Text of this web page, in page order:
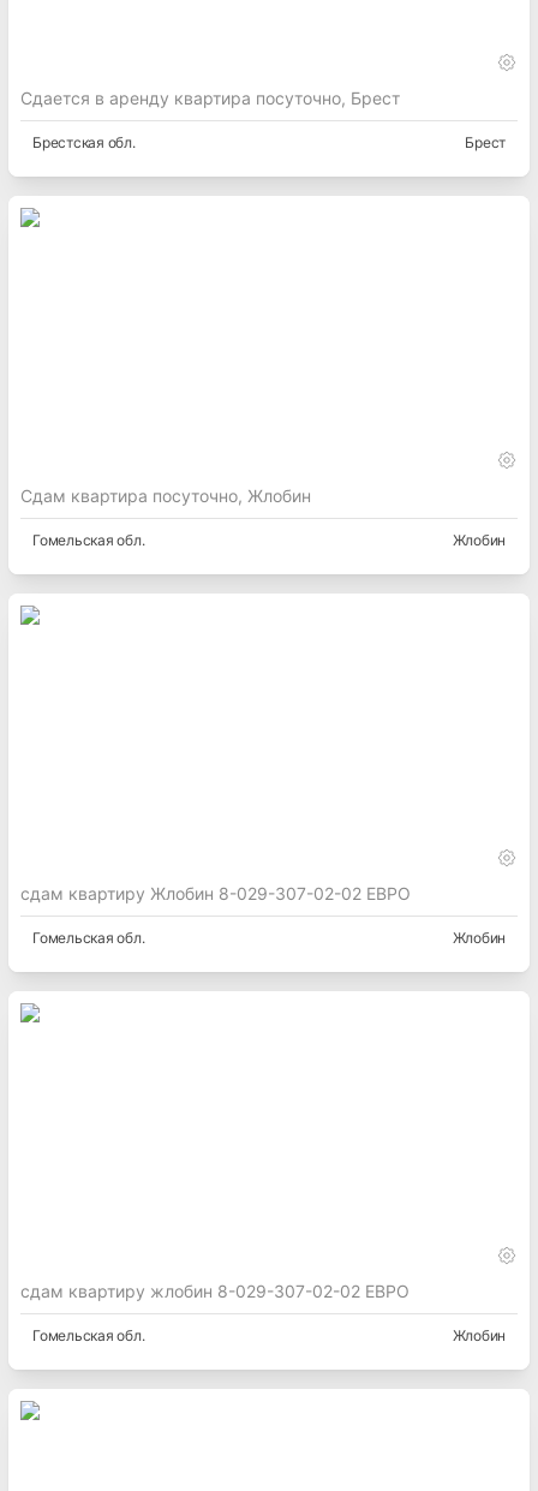
Сдается в аренду квартира посуточно, Брест
Брестская обл. Брест
Сдам квартира посуточно, Жлобин
Гомельская обл. Жлобин
сдам квартиру Жлобин 8-029-307-02-02 ЕВРО
Гомельская обл. Жлобин
сдам квартиру жлобин 8-029-307-02-02 ЕВРО
Гомельская обл. Жлобин